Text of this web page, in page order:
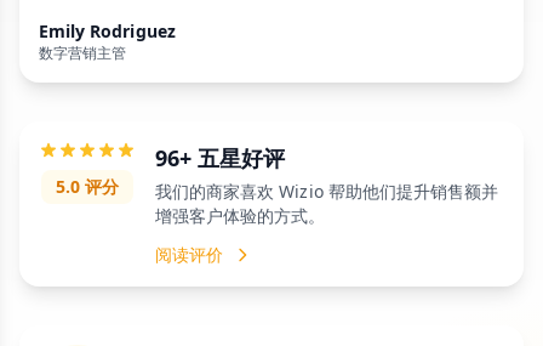
Emily Rodriguez
数字营销主管
5.0 评分
96+ 五星好评
我们的商家喜欢 Wizio 帮助他们提升销售额并
增强客户体验的方式。
阅读评价